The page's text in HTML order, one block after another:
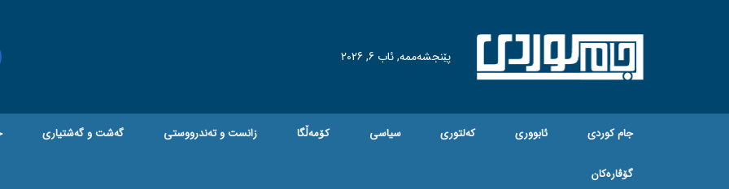
پێنجشەممە, ئاب 6, 2026
جام کوردی ئابووری کەلتوری سیاسی کۆمەڵگا زانست و تەندرووستی گه‌شت و گه‌شتیاری
گۆڤاره‌کان